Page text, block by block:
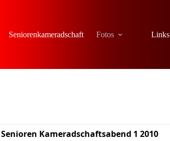
Seniorenkameradschaft Fotos Links
Senioren Kameradschaftsabend 1 2010